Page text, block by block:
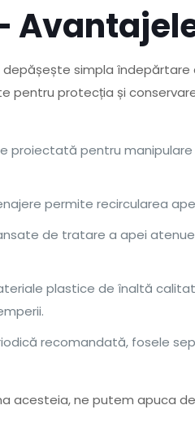
simpla
protecția și
proiectată pentru
permite recircularea
de tratare a apei
plastice de înaltă
recomandată, fosele
acesteia, ne putem apuca